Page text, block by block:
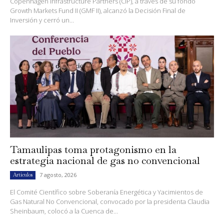
Growth Markets Fund II (GMF II), alcanzó la Decisión Final de
Inversión y cerró un...
Tamaulipas toma protagonismo en la
estrategia nacional de gas no convencional
Artículos 7 agosto, 2026
El Comité Científico sobre Soberanía Energética y Yacimientos de
Gas Natural No Convencional, convocado por la presidenta Claudia
Sheinbaum, colocó a la Cuenca de...